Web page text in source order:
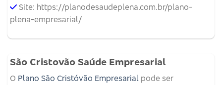
Site: https://planodesaudeplena.com.br/plano-
plena-empresarial/
São Cristovão Saúde Empresarial
O Plano São Cristóvão Empresarial pode ser